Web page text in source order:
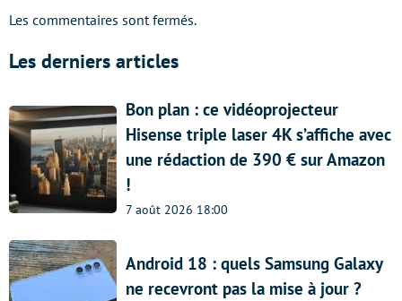
Les commentaires sont fermés.
Les derniers articles
Bon plan : ce vidéoprojecteur
Hisense triple laser 4K s’affiche avec
une rédaction de 390 € sur Amazon
!
7 août 2026 18:00
Android 18 : quels Samsung Galaxy
ne recevront pas la mise à jour ?